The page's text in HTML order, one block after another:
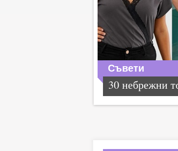
Съвети
30 небрежни